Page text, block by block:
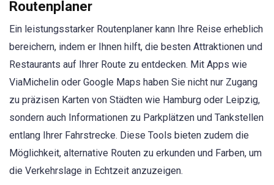
Routenplaner
Ein leistungsstarker Routenplaner kann Ihre Reise erheblich
bereichern, indem er Ihnen hilft, die besten Attraktionen und
Restaurants auf Ihrer Route zu entdecken. Mit Apps wie
ViaMichelin oder Google Maps haben Sie nicht nur Zugang
zu präzisen Karten von Städten wie Hamburg oder Leipzig,
sondern auch Informationen zu Parkplätzen und Tankstellen
entlang Ihrer Fahrstrecke. Diese Tools bieten zudem die
Möglichkeit, alternative Routen zu erkunden und Farben, um
die Verkehrslage in Echtzeit anzuzeigen.